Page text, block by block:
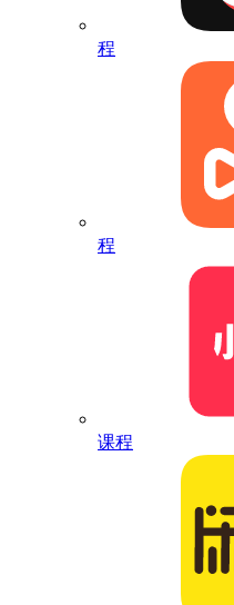
程
程
课程